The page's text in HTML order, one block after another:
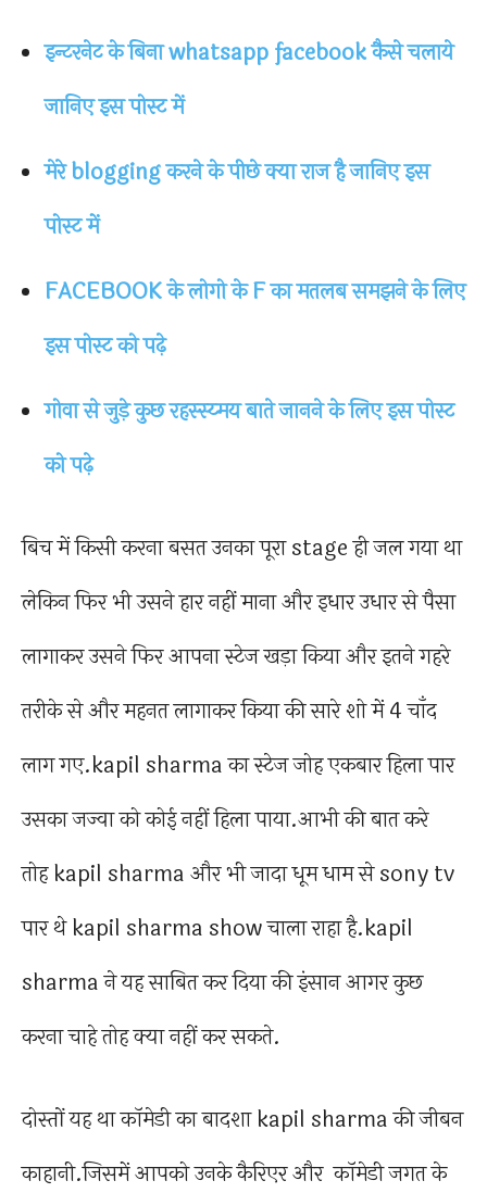
इन्टरनेट के बिना whatsapp facebook कैसे चलाये
जानिए इस पोस्ट में
मेरे blogging करने के पीछे क्या राज है जानिए इस
पोस्ट में
FACEBOOK के लोगो के F का मतलब समझने के लिए
इस पोस्ट को पढ़े
गोवा से जुड़े कुछ रहस्स्य्मय बाते जानने के लिए इस पोस्ट
को पढ़े
बिच में किसी करना बसत उनका पूरा stage ही जल गया था
लेकिन फिर भी उसने हार नहीं माना और इधार उधार से पैसा
लागाकर उसने फिर आपना स्टेज खड़ा किया और इतने गहरे
तरीके से और महनत लागाकर किया की सारे शो में 4 चाँद
लाग गए.kapil sharma का स्टेज जोह एकबार हिला पार
उसका जज्वा को कोई नहीं हिला पाया.आभी की बात करे
तोह kapil sharma और भी जादा धूम धाम से sony tv
पार थे kapil sharma show चाला राहा है.kapil
sharma ने यह साबित कर दिया की इंसान आगर कुछ
करना चाहे तोह क्या नहीं कर सकते.
दोस्तों यह था कॉमेडी का बादशा kapil sharma की जीबन
काहानी.जिसमें आपको उनके कैरिएर और कॉमेडी जगत के